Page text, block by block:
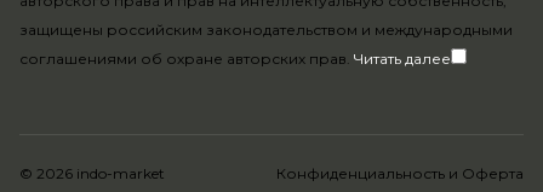
защищены российским законодательством и международными
соглашениями об охране авторских прав. Читать далее
© 2026 indo-market Конфиденциальность и Оферта